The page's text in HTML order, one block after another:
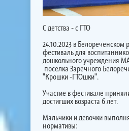
С детства - с ГТО
24.10.2023 в
фестиваль для
дошкольного учреждения
поселка Заречного
"Крошки -ГТОшки".
Участие в фестивале
достигших возраста 6 лет.
Мальчики и девочки
нормативы: